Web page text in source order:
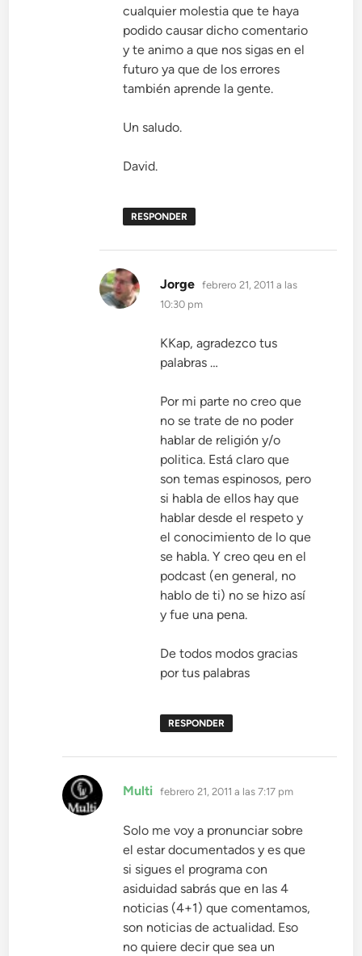
cualquier molestia que te haya
podido causar dicho comentario
y te animo a que nos sigas en el
futuro ya que de los errores
también aprende la gente.
Un saludo.
David.
RESPONDER
Jorge dice:
febrero 21, 2011 a las
10:30 pm
KKap, agradezco tus
palabras …
Por mi parte no creo que
no se trate de no poder
hablar de religión y/o
politica. Está claro que
son temas espinosos, pero
si habla de ellos hay que
hablar desde el respeto y
el conocimiento de lo que
se habla. Y creo qeu en el
podcast (en general, no
hablo de ti) no se hizo así
y fue una pena.
De todos modos gracias
por tus palabras
RESPONDER
Multi dice:
febrero 21, 2011 a las 7:17 pm
Solo me voy a pronunciar sobre
el estar documentados y es que
si sigues el programa con
asiduidad sabrás que en las 4
noticias (4+1) que comentamos,
son noticias de actualidad. Eso
no quiere decir que sea un